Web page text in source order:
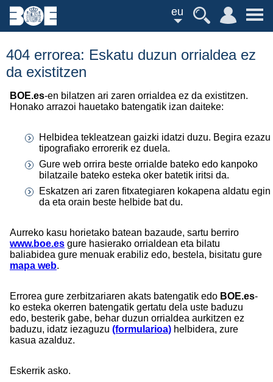
eu
404 errorea: Eskatu duzun orrialdea ez
da existitzen
BOE.es-en bilatzen ari zaren orrialdea ez da existitzen.
Honako arrazoi hauetako batengatik izan daiteke:
Helbidea tekleatzean gaizki idatzi duzu. Begira ezazu
tipografiako errorerik ez duela.
Gure web orrira beste orrialde bateko edo kanpoko
bilatzaile bateko esteka oker batetik iritsi da.
Eskatzen ari zaren fitxategiaren kokapena aldatu egin
da eta orain beste helbide bat du.
Aurreko kasu horietako batean bazaude, sartu berriro
www.boe.es gure hasierako orrialdean eta bilatu
baliabidea gure menuak erabiliz edo, bestela, bisitatu gure
mapa web.
Errorea gure zerbitzariaren akats batengatik edo BOE.es-
ko esteka okerren batengatik gertatu dela uste baduzu
edo, besterik gabe, behar duzun orrialdea aurkitzen ez
baduzu, idatz iezaguzu (formularioa) helbidera, zure
kasua azalduz.
Eskerrik asko.